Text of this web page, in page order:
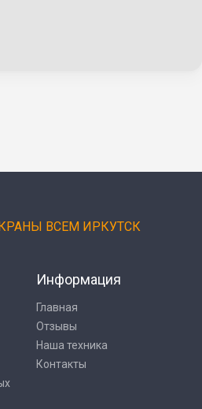
ВСЕМ ИРКУТСК
Информация
Главная
Отзывы
Наша техника
Контакты